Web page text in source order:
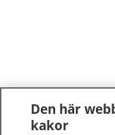
Den här
kakor